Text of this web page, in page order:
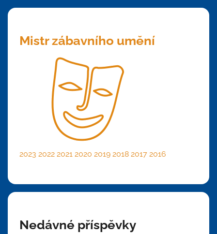
Mistr zábavního umění
2023 2022 2021 2020 2019 2018 2017 2016
Nedávné příspěvky